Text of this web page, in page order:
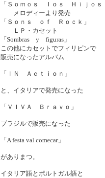
「Ｓｏｍｏｓ ｌｏｓ Ｈｉｊｏ
メロディーより発売
「Ｓｏｎｓ ｏｆ Ｒｏｃｋ」
ＬＰ・カセット
「Sombras y figuras」
この他にカセットでフィリピンで
販売になったアルバム
「ＩＮ Ａｃｔｉｏｎ」
と、イタリアで発売になった
「ＶＩＶＡ Ｂｒａｖｏ」
ブラジルで販売になった
「A festa val comecar」
がありまつ。
イタリア語とポルトガル語と